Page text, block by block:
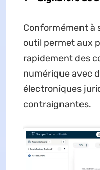
Conformément à
outil permet aux
rapidement des
numérique avec
électroniques
contraignantes.